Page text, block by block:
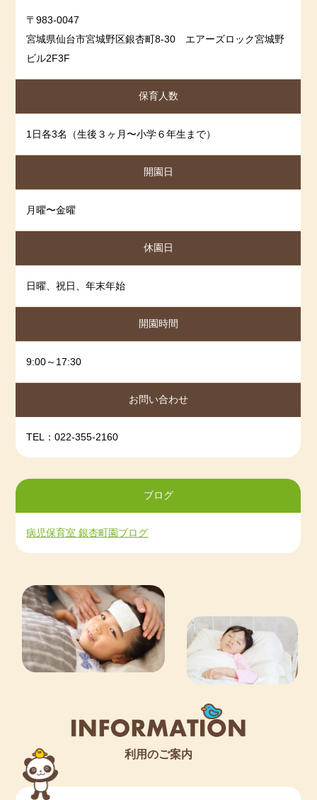
〒983-0047
宮城県仙台市宮城野区銀杏町8-30 エアーズロック宮城野
ビル2F3F
保育人数
1日各3名（生後３ヶ月〜小学６年生まで）
開園日
月曜〜金曜
休園日
日曜、祝日、年末年始
開園時間
9:00～17:30
お問い合わせ
TEL：022-355-2160
ブログ
病児保育室 銀杏町園ブログ
利用のご案内